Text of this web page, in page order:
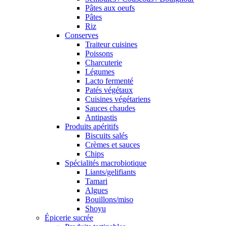
Pâtes aux oeufs
Pâtes
Riz
Conserves
Traiteur cuisines
Poissons
Charcuterie
Légumes
Lacto fermenté
Patés végétaux
Cuisines végétariens
Sauces chaudes
Antipastis
Produits apéritifs
Biscuits salés
Crèmes et sauces
Chips
Spécialités macrobiotique
Liants/gelifiants
Tamari
Algues
Bouillons/miso
Shoyu
Épicerie sucrée